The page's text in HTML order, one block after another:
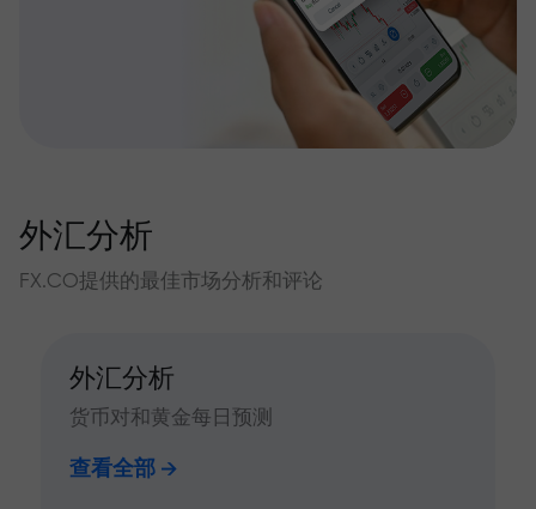
外汇分析
FX.CO提供的最佳市场分析和评论
外汇分析
货币对和黄金每日预测
查看全部